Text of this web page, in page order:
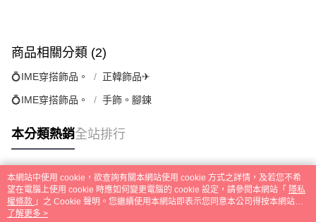
商品相關分類 (2)
💍IME穿搭飾品。 正韓飾品✈
💍IME穿搭飾品。 手飾。腳鍊
本分類熱銷全站排行
熱門標籤
本網站中使用 cookie，欲查詢有關本網站使用 cookie 方式之詳情，及若您不希
望在電腦上使用 cookie 時應如何變更電腦的 cookie 設定，請參閱本網站「 隱私
權條款 」之 Cookie 聲明。您繼續使用本網站即表示您同意本公司得按本網站使
用條款之 Cookie 聲明使用 cookie。
了解更多 >